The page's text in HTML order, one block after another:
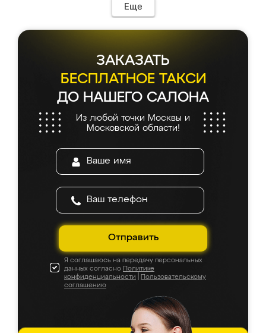
Еще
ЗАКАЗАТЬ
БЕСПЛАТНОЕ ТАКСИ
ДО НАШЕГО САЛОНА
Из любой точки Москвы и
Московской области!
Отправить
Я соглашаюсь на передачу персональных
данных согласно Политике
конфиденциальности
Пользовательскому
соглашению